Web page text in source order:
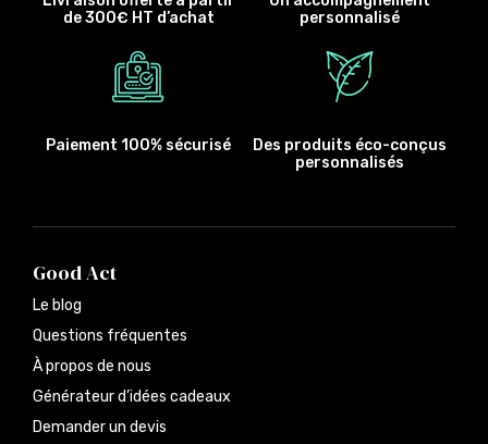
de 300€ HT d’achat
personnalisé
Paiement 100% sécurisé
Des produits éco-conçus
personnalisés
Good Act
Le blog
Questions fréquentes
À propos de nous
Générateur d’idées cadeaux
Demander un devis